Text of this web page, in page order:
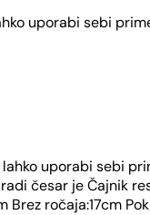
uporabi sebi
uporabi sebi
česar je Čajnik
ročaja:17cm